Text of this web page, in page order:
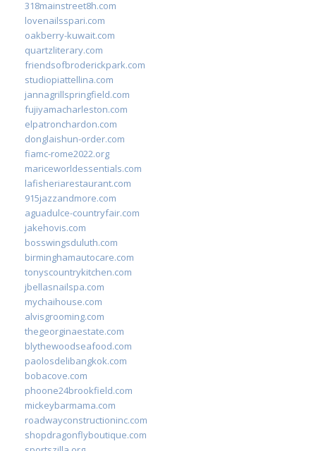
318mainstreet8h.com
lovenailsspari.com
oakberry-kuwait.com
quartzliterary.com
friendsofbroderickpark.com
studiopiattellina.com
jannagrillspringfield.com
fujiyamacharleston.com
elpatronchardon.com
donglaishun-order.com
fiamc-rome2022.org
mariceworldessentials.com
lafisheriarestaurant.com
915jazzandmore.com
aguadulce-countryfair.com
jakehovis.com
bosswingsduluth.com
birminghamautocare.com
tonyscountrykitchen.com
jbellasnailspa.com
mychaihouse.com
alvisgrooming.com
thegeorginaestate.com
blythewoodseafood.com
paolosdelibangkok.com
bobacove.com
phoone24brookfield.com
mickeybarmama.com
roadwayconstructioninc.com
shopdragonflyboutique.com